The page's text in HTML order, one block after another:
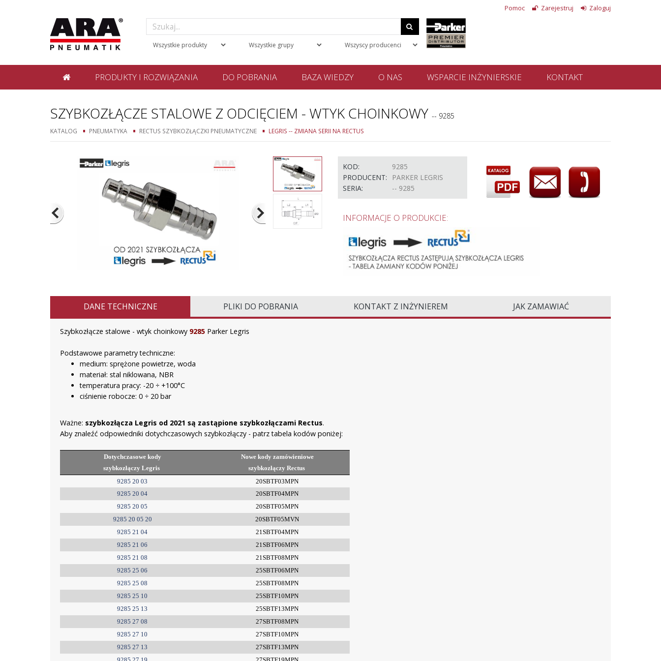
Pomoc Zarejestruj Zaloguj
PRODUKTY I ROZWIĄZANIA DO POBRANIA BAZA WIEDZY O NAS WSPARCIE INŻYNIERSKIE KONTAKT
SZYBKOZŁĄCZE STALOWE Z ODCIĘCIEM - WTYK CHOINKOWY -- 9285
KATALOG PNEUMATYKA RECTUS SZYBKOZŁĄCZKI PNEUMATYCZNE LEGRIS -- ZMIANA SERII NA RECTUS
KOD:
9285
PRODUCENT:
PARKER LEGRIS
SERIA:
-- 9285
INFORMACJE O PRODUKCIE:
DANE TECHNICZNE PLIKI DO POBRANIA KONTAKT Z INŻYNIEREM JAK ZAMAWIAĆ
Szybkozłącze stalowe - wtyk choinkowy 9285 Parker Legris
Podstawowe parametry techniczne:
medium: sprężone powietrze, woda
materiał: stal niklowana, NBR
temperatura pracy: -20 ÷ +100°C
ciśnienie robocze: 0 ÷ 20 bar
Ważne: szybkozłącza Legris od 2021 są zastąpione szybkozłączami Rectus.
Aby znaleźć odpowiedniki dotychczasowych szybkozłączy - patrz tabela kodów poniżej:
Dotychczasowe kody
szybkozłączy Legris
Nowe kody zamówieniowe
szybkozłączy Rectus
9285 20 03
20SBTF03MPN
9285 20 04
20SBTF04MPN
9285 20 05
20SBTF05MPN
9285 20 05 20
20SBTF05MVN
9285 21 04
21SBTF04MPN
9285 21 06
21SBTF06MPN
9285 21 08
21SBTF08MPN
9285 25 06
25SBTF06MPN
9285 25 08
25SBTF08MPN
9285 25 10
25SBTF10MPN
9285 25 13
25SBTF13MPN
9285 27 08
27SBTF08MPN
9285 27 10
27SBTF10MPN
9285 27 13
27SBTF13MPN